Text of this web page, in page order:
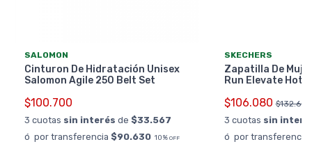
SALOMON
Cinturon De Hidratación Unisex
Salomon Agile 250 Belt Set
$100.700
3 cuotas sin interés de $33.567
ó por transferencia $90.630 10% OFF
SKECHERS
Zapatilla De
Run Elevate Hot
$106.080 $132.600
3 cuotas sin
ó por transferencia